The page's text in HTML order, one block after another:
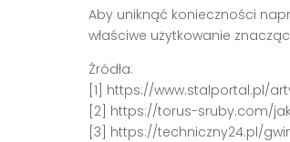
Aby uniknąć konieczności
właściwe użytkowanie
Źródła:
[1] https://www.stalportal.pl/
[2] https://torus-sruby.com/
[3] https://techniczny24.pl/